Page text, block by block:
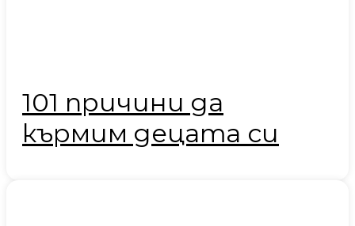
101 причини да
кърмим децата си